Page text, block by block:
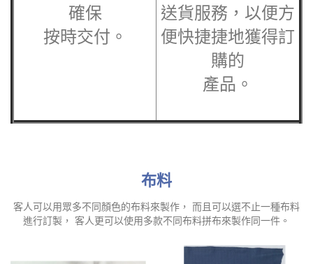
確保
按時交付。
送貨服務，以便方
便快捷捷地獲得訂
購的
產品。
布料
客人可以用眾多不同顏色的布料來製作， 而且可以選不止一種布料
進行訂製， 客人更可以使用多款不同布料拼布來製作同一件。